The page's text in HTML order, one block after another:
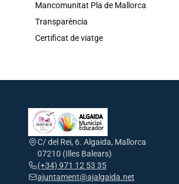
Mancomunitat Pla de Mallorca
Transparència
Certificat de viatge
C/ del Rei, 6. Algaida, Mallorca
07210 (Illes Balears)
(+34) 971 12 53 35
ajuntament@ajalgaida.net